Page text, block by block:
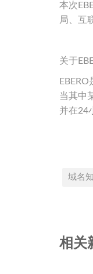
本次
局、互
关于
当其中
并在24
域名
相关